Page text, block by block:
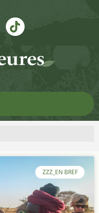
ZZZ_EN BREF